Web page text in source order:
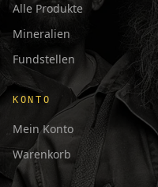
Alle Produkte
Mineralien
Fundstellen
KONTO
Mein Konto
Warenkorb